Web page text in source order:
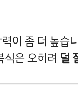
이 좀 더 높습
식은 오히려 덜